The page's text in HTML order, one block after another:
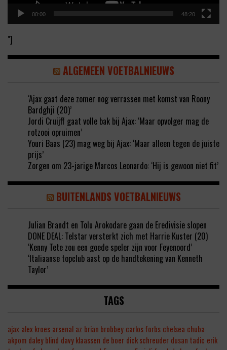
00:00 48:20
"]
ALGEMEEN VOETBALNIEUWS
‘Ajax gaat deze zomer nog verrassen met komst van Roony
Bardghji (20)’
Jordi Cruijff gaat volle bak bij Ajax: ‘Maar opvolger mag de
rotzooi opruimen’
Youri Baas (23) mag weg bij Ajax: ‘Maar alleen tegen de juiste
prijs’
Zorgen om 23-jarige Marcos Leonardo: ‘Hij is gewoon niet fit’
BUITENLANDS VOETBALNIEUWS
Julian Brandt en Tolu Arokodare gaan de Eredivisie slopen
DONE DEAL: Telstar versterkt zich met Harrie Kuster (20)
‘Kenny Tete zou een goede speler zijn voor Feyenoord’
‘Italiaanse topclub aast op de handtekening van Kenneth
Taylor’
TAGS
ajax alex kroes arsenal az brian brobbey carlos forbs chelsea chuba
akpom daley blind davy klaassen de boer dick schreuder dusan tadic erik